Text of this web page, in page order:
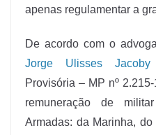
apenas regulamentar a
De acordo com o
Jorge Ulisses Jacoby
Provisória – MP nº
remuneração de
Armadas: da Marinha,